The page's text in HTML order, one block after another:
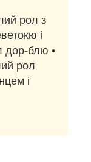
рол з
і
дор-блю •
рол
і